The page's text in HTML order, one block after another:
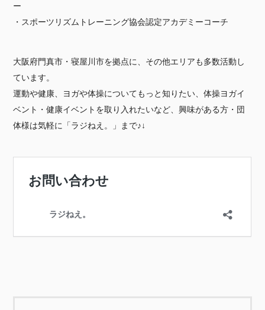
ー
・スポーツリズムトレーニング協会認定アカデミーコーチ
大阪府門真市・寝屋川市を拠点に、その他エリアも多数活動し
ています。
運動や健康、ヨガや体操についてもっと知りたい、体操ヨガイ
ベント・健康イベントを取り入れたいなど、興味がある方・団
体様は気軽に「ラジねえ。」まで♪↓